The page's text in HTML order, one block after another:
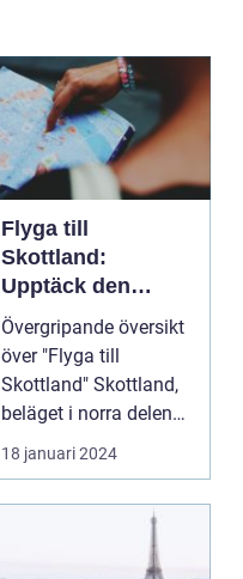
Flyga till
Skottland:
Upptäck den
magnifika naturen
och rika historien
Övergripande översikt
över "Flyga till
Skottland" Skottland,
beläget i norra delen
av Storbritannie...
18 januari 2024